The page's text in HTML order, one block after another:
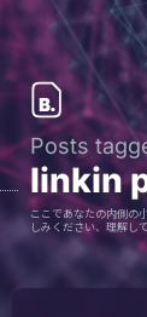
Posts
linkin
ここであなたの内側の
しみください、理解し